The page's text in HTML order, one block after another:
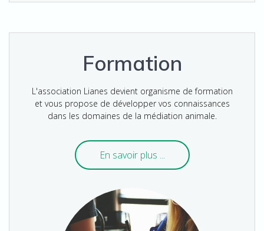
Formation
L'association Lianes devient organisme de formation
et vous propose de développer vos connaissances
dans les domaines de la médiation animale.
En savoir plus ...